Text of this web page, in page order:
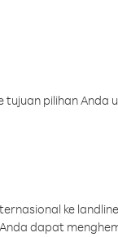
tujuan pilihan
ke
dapat